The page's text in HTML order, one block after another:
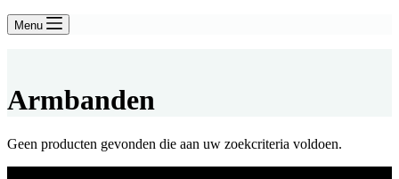
Menu
Armbanden
Geen producten gevonden die aan uw zoekcriteria voldoen.